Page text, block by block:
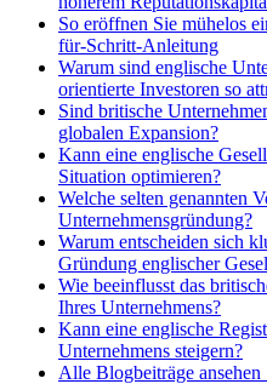
So eröffnen Sie mühelos
für-Schritt-Anleitung
Warum sind englische
orientierte Investoren so
Sind britische
globalen Expansion?
Kann eine englische
Situation optimieren?
Welche selten genannten
Unternehmensgründung?
Warum entscheiden sich
Gründung englischer
Wie beeinflusst das
Ihres Unternehmens?
Kann eine englische
Unternehmens steigern?
Alle Blogbeiträge